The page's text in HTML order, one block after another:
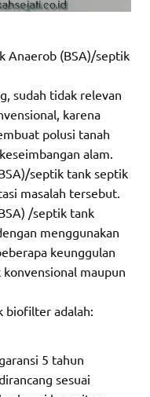
Anaerob (BSA)/septik
sudah tidak relevan
karena
polusi tanah
alam.
septik tank septik
masalah tersebut.
/septik tank
menggunakan
keunggulan
maupun
biofilter adalah:
5 tahun
sesuai